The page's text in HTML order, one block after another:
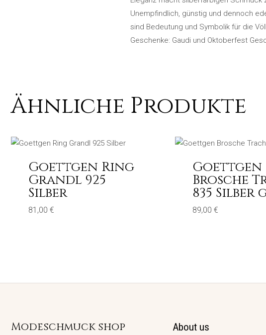
Unempfindlich, günstig und dennoch
sind Bedeutung und Symbolik für die
Geschenke: Gaudi und Oktoberfest
Ähnliche Produkte
Goettgen Ring
Grandl 925
Silber
81,00 €
Goettgen
Brosche
835 Silber
89,00 €
Modeschmuck shop About us